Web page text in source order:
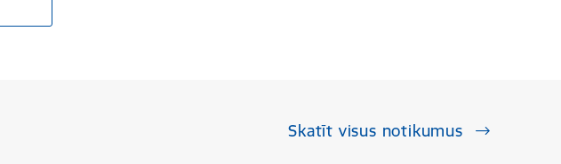
Skatīt visus notikumus